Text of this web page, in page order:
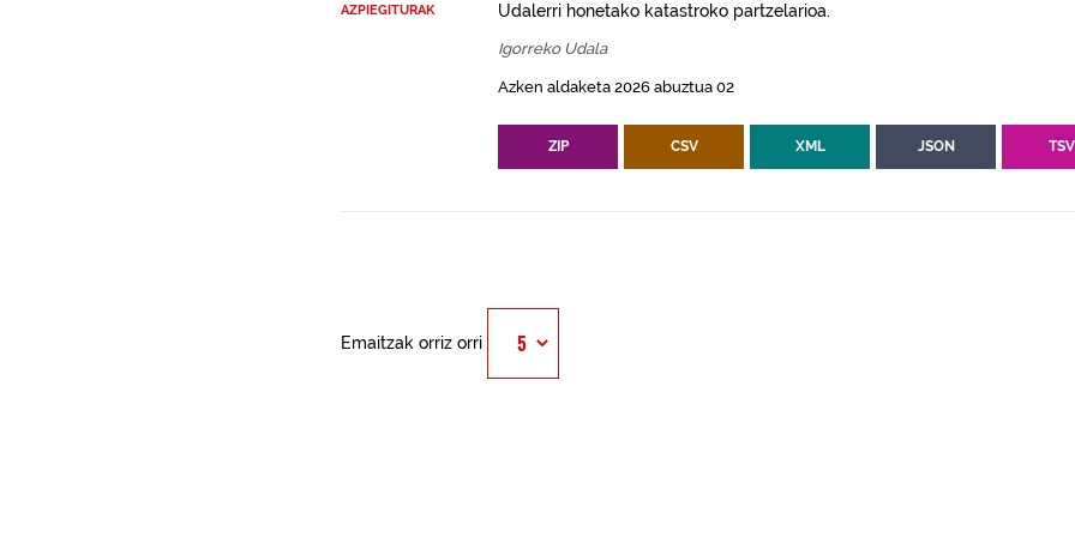
AZPIEGITURAK
Udalerri honetako katastroko partzelarioa.
Igorreko Udala
Azken aldaketa 2026 abuztua 02
ZIP CSV XML JSON TSV
Emaitzak orriz orri